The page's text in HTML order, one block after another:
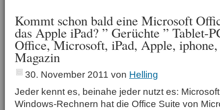
Kommt schon bald eine Microsoft
das Apple iPad? ” Gerüchte ” Tablet-
Office, Microsoft, iPad, Apple,
Magazin
30. November 2011 von Helling
Jeder kennt es, beinahe jeder nutzt es:
Windows-Rechnern hat die Office Suite von